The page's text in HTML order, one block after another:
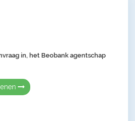
in, het Beobank agentschap